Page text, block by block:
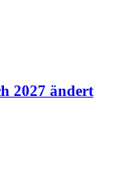
2027 ändert